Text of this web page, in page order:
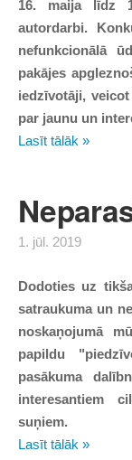
16. maija līdz
autordarbi.
nefunkcionālā
pakājes
iedzīvotāji,
par jaunu un
Lasīt tālāk »
1. jūl. 2019
Dodoties uz
satraukuma un
noskaņojumā
papildu
pasākuma
interesantiem
suņiem.
Lasīt tālāk »